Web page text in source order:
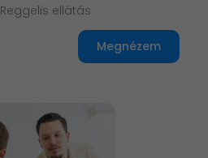
Reggelis ellátás
Megnézem